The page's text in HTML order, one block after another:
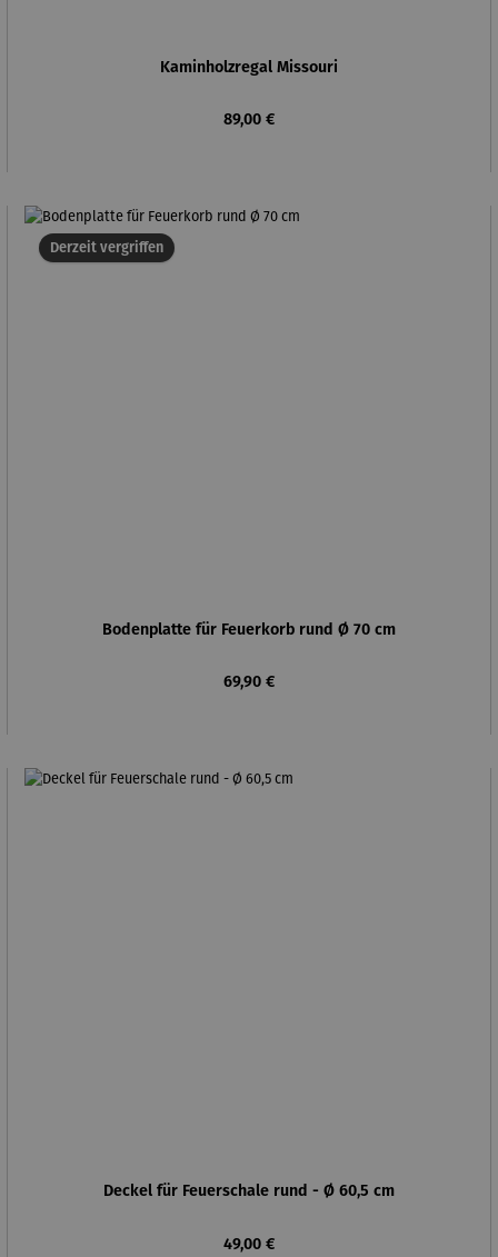
Kaminholzregal Missouri
Regulärer Preis:
89,00 €
Derzeit vergriffen
Bodenplatte für Feuerkorb rund Ø 70 cm
Regulärer Preis:
69,90 €
Deckel für Feuerschale rund - Ø 60,5 cm
Regulärer Preis:
49,00 €